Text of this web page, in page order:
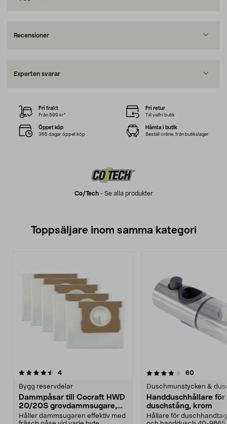
Recensioner
Experten svarar
Co/tech- Se alla produkter
Fri frakt
Från 599 kr*
Fri retur
Till valfri butik
Öppet köp
365 dagar öppet köp
Hämta i butik
Beställ online, från butikslager
Toppsäljare inom samma kategori
4recensioner
Bygg reservdelar
Dammpåsar till Cocraft HWD
20/20S grovdammsugare,
5-pack
Håller dammsugaren effektiv med
4.0 av 5 stjärnor 60
Duschmunstycken &
Handduschhållare
duschstång, krom
Hållare för
4.5 av 5 stjärnor